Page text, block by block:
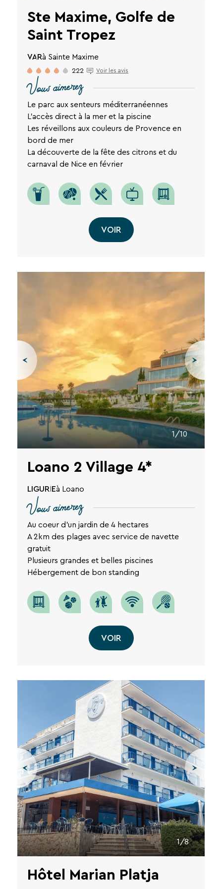
RECHERCHER
Une destination, un hôtel...
Ste Maxime, Golfe de
Saint Tropez
VARà Sainte Maxime
222 Voir les avis
Vous aimerez
Le parc aux senteurs méditerranéennes
L'accès direct à la mer et la piscine
Les réveillons aux couleurs de Provence en
bord de mer
La découverte de la fête des citrons et du
carnaval de Nice en février
VOIR
1/10
Loano 2 Village 4*
LIGURIEà Loano
Vous aimerez
Au coeur d'un jardin de 4 hectares
A 2km des plages avec service de navette
gratuit
Plusieurs grandes et belles piscines
Hébergement de bon standing
VOIR
1/8
Hôtel Marian Platja